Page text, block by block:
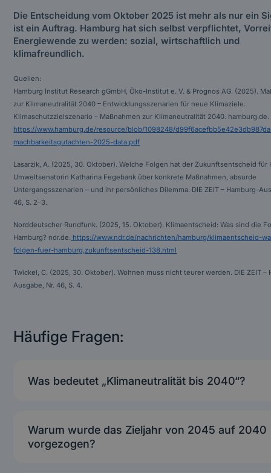
Die Entscheidung vom Oktober 2025 ist mehr als nur ein
ist ein Auftrag. Hamburg hat sich selbst verpflichtet,
Energiewende zu werden: sozial, wirtschaftlich und
klimafreundlich.
Quellen:
Hamburg Institut Research gGmbH, Öko-Institut e. V. & Prognos AG. (2025).
zur Klimaneutralität 2040 – Entwicklungsszenarien für neue Klimaziele.
Klimaschutzzielszenario – Maßnahmen zur Klimaneutralität 2040. hamburg.de.
https://www.hamburg.de/resource/blob/1098248/
machbarkeitsgutachten-2025-data.pdf
Lasarzik, A. (2025, 30. Oktober). Welche Folgen hat der Zukunftsentscheid für
Umweltsenatorin Katharina Fegebank über konkrete Maßnahmen, absurde
Untergangsszenarien – und ihr persönliches Dilemma. DIE ZEIT – Hamburg-
46, S. 2–3.
Norddeutscher Rundfunk. (2025, 15. Oktober). Klimaentscheid: Was sind die
Hamburg? ndr.de. https://www.ndr.de/nachrichten/hamburg/klimaentscheid-
folgen-fuer-hamburg,zukunftsentscheid-138.html
Twickel, C. (2025, 30. Oktober). Wohnen muss nicht teurer werden. DIE ZEIT –
Ausgabe, Nr. 46, S. 4.
Häufige Fragen:
Was bedeutet „Klimaneutralität bis 2040“?
entweder vermieden oder durch negative Emissionen
CCS in der Abfallwirtschaft) ausgeglichen werden.
Warum wurde das Zieljahr von 2045 auf 2040
vorgezogen?